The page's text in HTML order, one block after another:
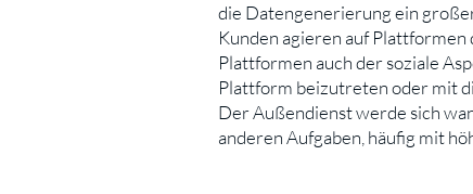
die Datengenerierung ein
Kunden agieren auf Plattformen
Plattformen auch der soziale
Plattform beizutreten oder mit
Der Außendienst werde sich
anderen Aufgaben, häufig mit